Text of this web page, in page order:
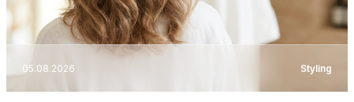
05.08.2026 Styling